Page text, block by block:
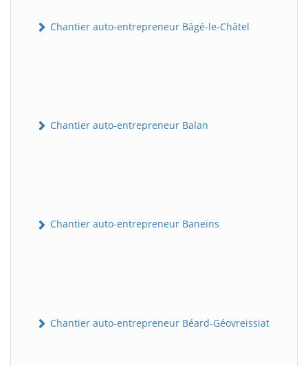
Chantier auto-entrepreneur Bâgé-le-Châtel
Chantier auto-entrepreneur Balan
Chantier auto-entrepreneur Baneins
Chantier auto-entrepreneur Béard-Géovreissiat